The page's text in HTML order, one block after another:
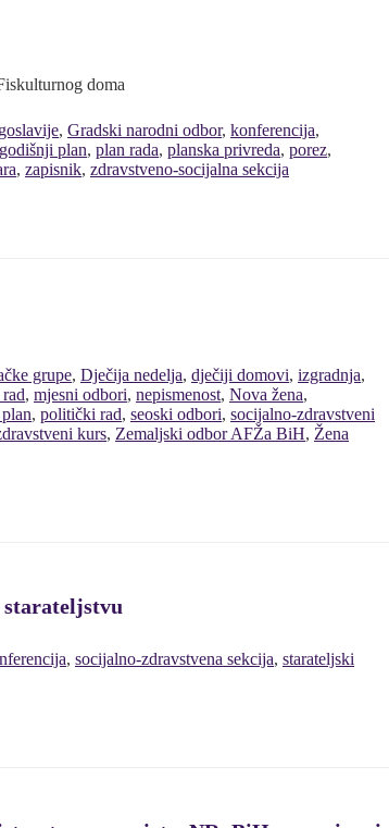
doma
, Gradski narodni odbor, konferencija,
plan, plan rada, planska privreda, porez,
, zapisnik, zdravstveno-socijalna sekcija
grupe, Dječija nedelja, dječiji domovi, izgradnja,
, mjesni odbori, nepismenost, Nova žena,
, politički rad, seoski odbori, socijalno-zdravstveni
kurs, Zemaljski odbor AFŽa BiH, Žena
starateljstvu
, socijalno-zdravstvena sekcija, starateljski